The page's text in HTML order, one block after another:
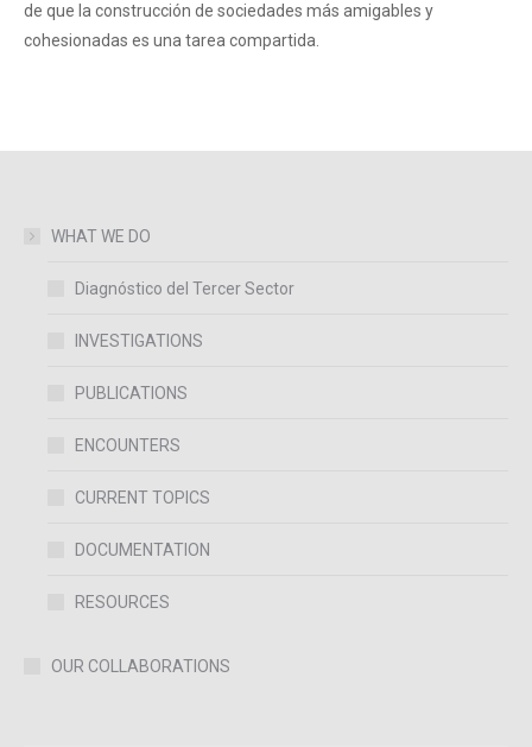
de que la construcción de sociedades más amigables y
cohesionadas es una tarea compartida.
WHAT WE DO
Diagnóstico del Tercer Sector
INVESTIGATIONS
PUBLICATIONS
ENCOUNTERS
CURRENT TOPICS
DOCUMENTATION
RESOURCES
OUR COLLABORATIONS